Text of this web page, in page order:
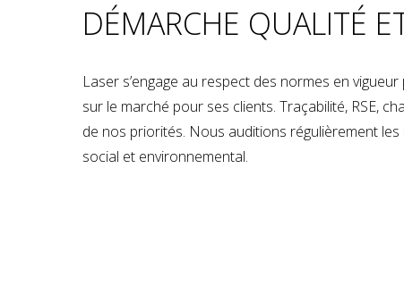
DÉMARCHE QUALITÉ
Laser s’engage au respect des normes en
sur le marché pour ses clients. Traçabilité, RSE,
de nos priorités. Nous auditions régulièrement
social et environnemental.